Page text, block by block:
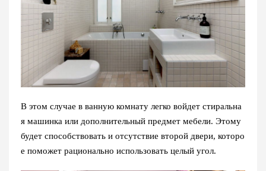
В этом случае в ванную комнату легко войдет стиральна
я машинка или дополнительный предмет мебели. Этому
будет способствовать и отсутствие второй двери, которо
е поможет рационально использовать целый угол.